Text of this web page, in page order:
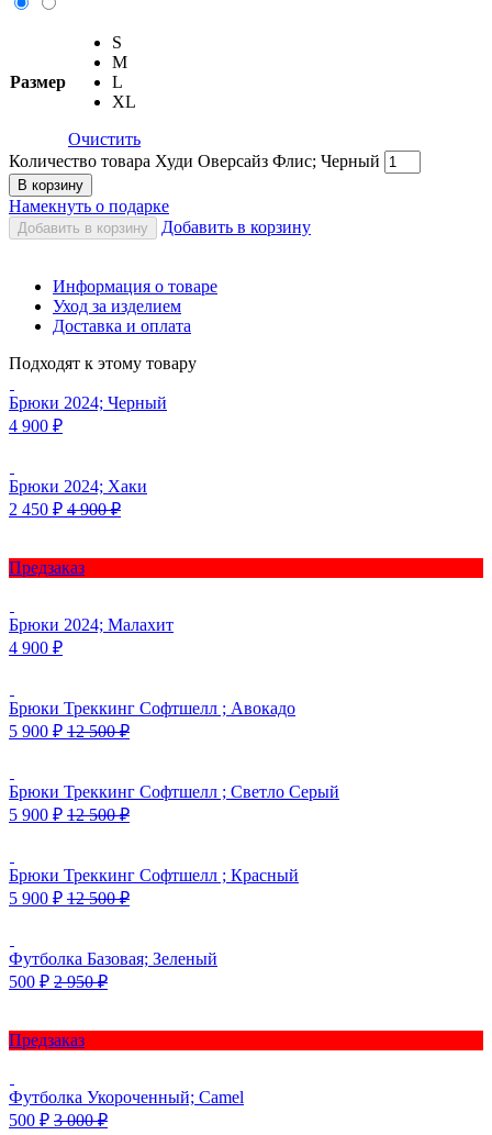
Размер
S
M
L
XL
Очистить
Количество товара Худи Оверсайз Флис; Черный
В корзину
Намекнуть о подарке
Добавить в корзину Добавить в корзину
Информация о товаре
Уход за изделием
Доставка и оплата
Подходят к этому товару
Брюки 2024; Черный
4 900 ₽
Брюки 2024; Хаки
2 450 ₽ 4 900₽
Предзаказ
Брюки 2024; Малахит
4 900 ₽
Брюки Треккинг Софтшелл ; Авокадо
5 900 ₽ 12 500₽
Брюки Треккинг Софтшелл ; Светло Серый
5 900 ₽ 12 500₽
Брюки Треккинг Софтшелл ; Красный
5 900 ₽ 12 500₽
Футболка Базовая; Зеленый
500 ₽ 2 950₽
Предзаказ
Футболка Укороченный; Camel
500 ₽ 3 000₽